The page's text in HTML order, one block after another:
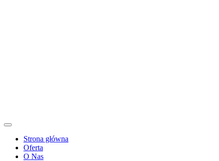
Strona główna
Oferta
O Nas